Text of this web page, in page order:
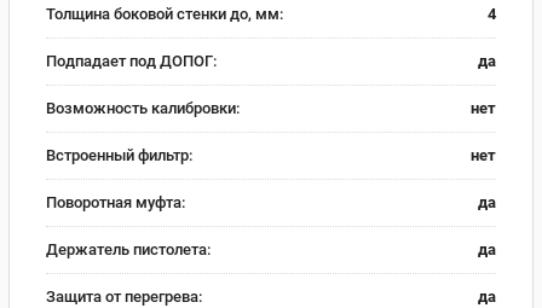
Толщина боковой стенки до, мм: 4
Подпадает под ДОПОГ: да
Возможность калибровки: нет
Встроенный фильтр: нет
Поворотная муфта: да
Держатель пистолета: да
Защита от перегрева: да